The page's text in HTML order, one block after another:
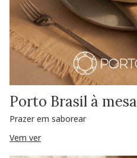
Porto Brasil à mesa
Prazer em saborear
Vem ver